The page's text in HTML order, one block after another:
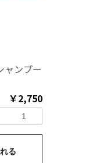
ャンプー
￥2,750
る